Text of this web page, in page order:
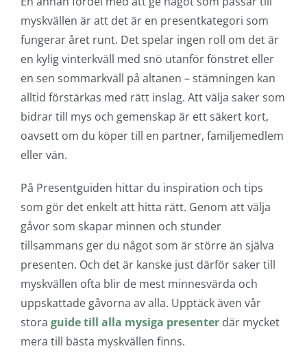
myskvällen är att det är en presentkategori som
fungerar året runt. Det spelar ingen roll om det är
en kylig vinterkväll med snö utanför fönstret eller
en sen sommarkväll på altanen – stämningen kan
alltid förstärkas med rätt inslag. Att välja saker som
bidrar till mys och gemenskap är ett säkert kort,
oavsett om du köper till en partner, familjemedlem
eller vän.
På Presentguiden hittar du inspiration och tips
som gör det enkelt att hitta rätt. Genom att välja
gåvor som skapar minnen och stunder
tillsammans ger du något som är större än själva
presenten. Och det är kanske just därför saker till
myskvällen ofta blir de mest minnesvärda och
uppskattade gåvorna av alla. Upptäck även vår
stora guide till alla mysiga presenter där mycket
mera till bästa myskvällen finns.